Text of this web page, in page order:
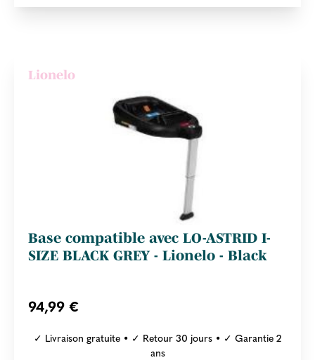
Lionelo
Base compatible avec LO-ASTRID I-
SIZE BLACK GREY - Lionelo - Black
94,99 €
✓ Livraison gratuite • ✓ Retour 30 jours • ✓ Garantie 2
ans